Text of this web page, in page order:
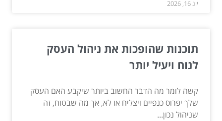
יונ 16, 2026
תוכנות שהופכות את ניהול העסק
לנוח ויעיל יותר
קשה לומר מה הדבר החשוב ביותר שיקבע האם העסק
שלך יפרוס כנפיים ויצליח או לא, אך מה שבטוח, זה
שניהול נכון...